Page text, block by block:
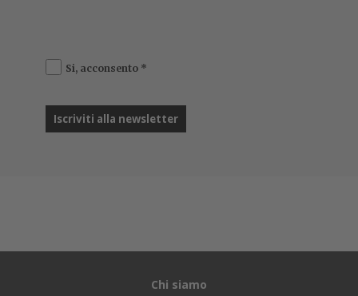
Si, acconsento *
Chi siamo